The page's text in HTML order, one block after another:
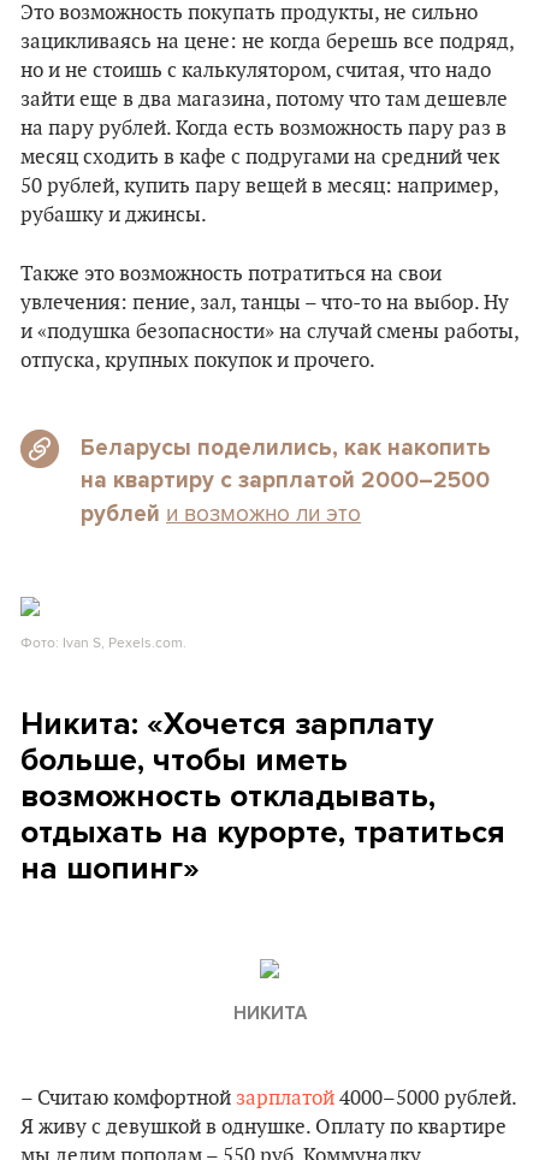
Это возможность покупать продукты, не сильно
зацикливаясь на цене: не когда берешь все подряд,
но и не стоишь с калькулятором, считая, что надо
зайти еще в два магазина, потому что там дешевле
на пару рублей. Когда есть возможность пару раз в
месяц сходить в кафе с подругами на средний чек
50 рублей, купить пару вещей в месяц: например,
рубашку и джинсы.
Также это возможность потратиться на свои
увлечения: пение, зал, танцы – что-то на выбор. Ну
и «подушка безопасности» на случай смены работы,
отпуска, крупных покупок и прочего.
Беларусы поделились, как накопить
на квартиру с зарплатой 2000–2500
рублей и возможно ли это
Фото: Ivan S, Pexels.com.
Никита: «Хочется зарплату
больше, чтобы иметь
возможность откладывать,
отдыхать на курорте, тратиться
на шопинг»
НИКИТА
– Считаю комфортной зарплатой 4000–5000 рублей.
Я живу с девушкой в однушке. Оплату по квартире